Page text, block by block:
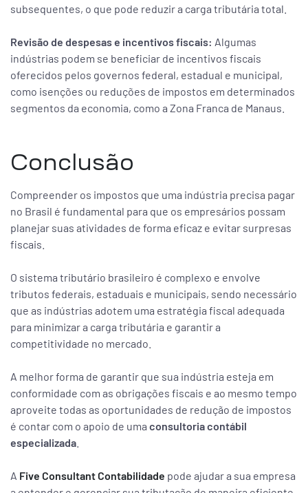
subsequentes, o que pode reduzir a carga tributária total.
Revisão de despesas e incentivos fiscais: Algumas
indústrias podem se beneficiar de incentivos fiscais
oferecidos pelos governos federal, estadual e municipal,
como isenções ou reduções de impostos em determinados
segmentos da economia, como a Zona Franca de Manaus.
Conclusão
Compreender os impostos que uma indústria precisa pagar
no Brasil é fundamental para que os empresários possam
planejar suas atividades de forma eficaz e evitar surpresas
fiscais.
O sistema tributário brasileiro é complexo e envolve
tributos federais, estaduais e municipais, sendo necessário
que as indústrias adotem uma estratégia fiscal adequada
para minimizar a carga tributária e garantir a
competitividade no mercado.
A melhor forma de garantir que sua indústria esteja em
conformidade com as obrigações fiscais e ao mesmo tempo
aproveite todas as oportunidades de redução de impostos
é contar com o apoio de uma consultoria contábil
especializada
A Five Consultant Contabilidade pode ajudar a sua empresa